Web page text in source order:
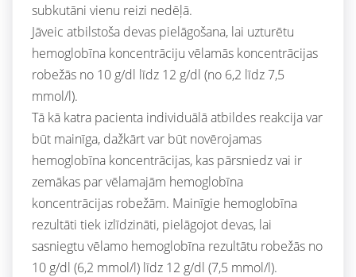
subkutāni vienu reizi nedēļā.
Jāveic atbilstoša devas pielāgošana, lai uzturētu
hemoglobīna koncentrāciju vēlamās koncentrācijas
robežās no 10 g/dl līdz 12 g/dl (no 6,2 līdz 7,5
mmol/l).
Tā kā katra pacienta individuālā atbildes reakcija var
būt mainīga, dažkārt var būt novērojamas
hemoglobīna koncentrācijas, kas pārsniedz vai ir
zemākas par vēlamajām hemoglobīna
koncentrācijas robežām. Mainīgie hemoglobīna
rezultāti tiek izlīdzināti, pielāgojot devas, lai
sasniegtu vēlamo hemoglobīna rezultātu robežās no
10 g/dl (6,2 mmol/l) līdz 12 g/dl (7,5 mmol/l).